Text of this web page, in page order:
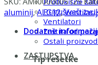
Prigušivači
Ventilatori
Zaštita od
Ostali
ZASTUPSTVA
aluminij,ALG12,
Dodatne
Tip rešetke